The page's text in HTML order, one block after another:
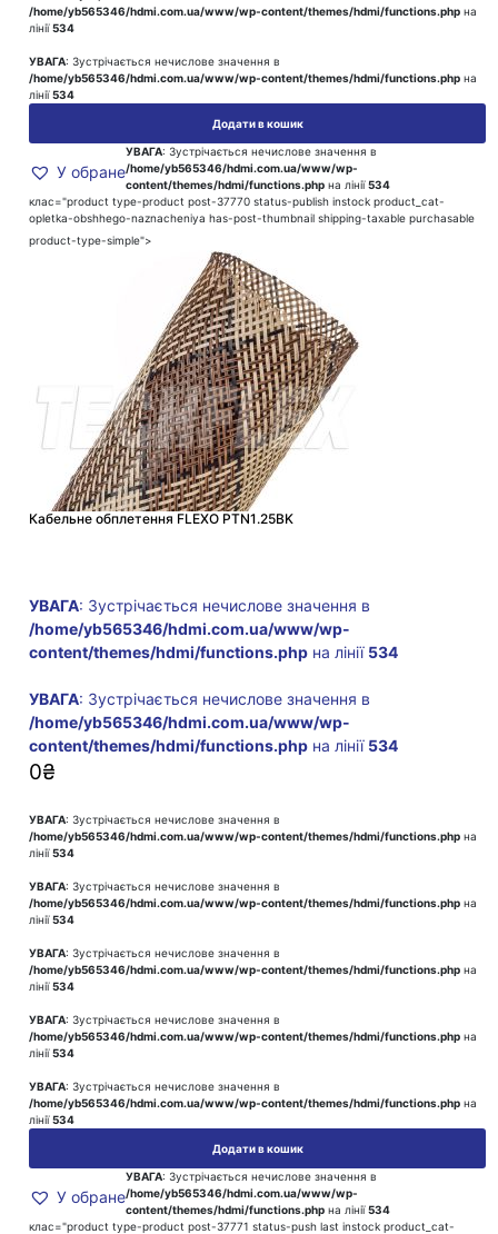
/home/yb565346/hdmi.com.ua/www/wp-content/themes/hdmi/functions.php на
лінії534
УВАГА: Зустрічається нечислове значення в
/home/yb565346/hdmi.com.ua/www/wp-content/themes/hdmi/functions.php на
лінії534
Додати в кошик
У обране
УВАГА: Зустрічається нечислове значення в
/home/yb565346/hdmi.com.ua/www/wp-
content/themes/hdmi/functions.php на лінії534
клас="product type-product post-37770 status-publish instock product_cat-
opletka-obshhego-naznacheniya has-post-thumbnail shipping-taxable purchasable
product-type-simple">
Кабельне обплетення FLEXO PTN1.25BK
УВАГА: Зустрічається нечислове значення в
/home/yb565346/hdmi.com.ua/www/wp-
content/themes/hdmi/functions.php на лінії 534
УВАГА: Зустрічається нечислове значення в
/home/yb565346/hdmi.com.ua/www/wp-
content/themes/hdmi/functions.php на лінії 534
0₴
УВАГА: Зустрічається нечислове значення в
/home/yb565346/hdmi.com.ua/www/wp-content/themes/hdmi/functions.php на
лінії534
УВАГА: Зустрічається нечислове значення в
/home/yb565346/hdmi.com.ua/www/wp-content/themes/hdmi/functions.php на
лінії534
УВАГА: Зустрічається нечислове значення в
/home/yb565346/hdmi.com.ua/www/wp-content/themes/hdmi/functions.php на
лінії534
УВАГА: Зустрічається нечислове значення в
/home/yb565346/hdmi.com.ua/www/wp-content/themes/hdmi/functions.php на
лінії534
УВАГА: Зустрічається нечислове значення в
/home/yb565346/hdmi.com.ua/www/wp-content/themes/hdmi/functions.php на
лінії534
Додати в кошик
У обране
УВАГА: Зустрічається нечислове значення в
/home/yb565346/hdmi.com.ua/www/wp-
content/themes/hdmi/functions.php на лінії534
клас="product type-product post-37771 status-push last instock product_cat-